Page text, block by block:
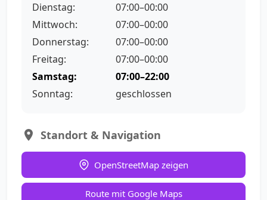
Dienstag:
07:00–00:00
Mittwoch:
07:00–00:00
Donnerstag:
07:00–00:00
Freitag:
07:00–00:00
Samstag:
07:00–22:00
Sonntag:
geschlossen
Standort & Navigation
OpenStreetMap zeigen
Route mit Google Maps